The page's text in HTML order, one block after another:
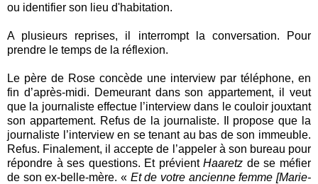
ou identifier son lieu d'habitation.
A plusieurs reprises, il interrompt la conversation. Pour
prendre le temps de la réflexion.
Le père de Rose concède une interview par téléphone, en
fin d’après-midi. Demeurant dans son appartement, il veut
que la journaliste effectue l’interview dans le couloir jouxtant
son appartement. Refus de la journaliste. Il propose que la
journaliste l’interview en se tenant au bas de son immeuble.
Refus. Finalement, il accepte de l’appeler à son bureau pour
répondre à ses questions. Et prévientHaaretz de se méfier
de son ex-belle-mère. « Et de votre ancienne femme [Marie-